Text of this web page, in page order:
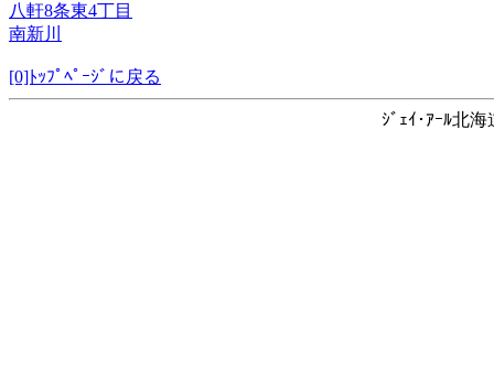
八軒8条東4丁目
南新川
[0]ﾄｯﾌﾟﾍﾟｰｼﾞに戻る
ｼﾞｪｲ･ｱｰﾙ北